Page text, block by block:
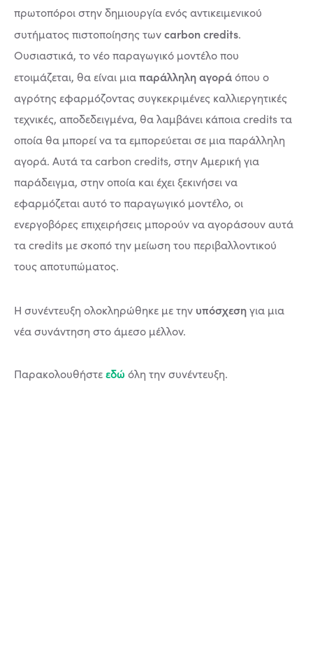
πρωτοπόροι στην δημιουργία ενός αντικειμενικού
συτήματος πιστοποίησης τωνcarbon credits.
Ουσιαστικά, το νέο παραγωγικό μοντέλο που
ετοιμάζεται, θα είναι μιαπαράλληλη αγοράόπου ο
αγρότης εφαρμόζοντας συγκεκριμένες καλλιεργητικές
τεχνικές, αποδεδειγμένα, θα λαμβάνει κάποια credits τα
οποία θα μπορεί να τα εμπορεύεται σε μια παράλληλη
αγορά. Αυτά τα carbon credits, στην Αμερική για
παράδειγμα, στην οποία και έχει ξεκινήσει να
εφαρμόζεται αυτό το παραγωγικό μοντέλο, οι
ενεργοβόρες επιχειρήσεις μπορούν να αγοράσουν αυτά
τα credits με σκοπό την μείωση του περιβαλλοντικού
τους αποτυπώματος.
Η συνέντευξη ολοκληρώθηκε με την υπόσχεσηγια μια
νέα συνάντηση στο άμεσο μέλλον.
Παρακολουθήστεεδώ όλη την συνέντευξη.